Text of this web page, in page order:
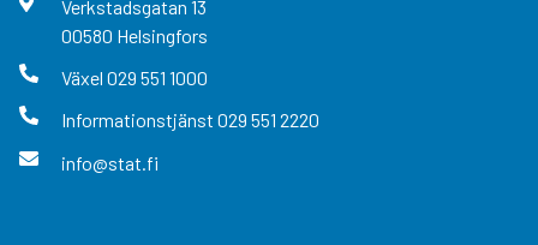
Verkstadsgatan 13
00580 Helsingfors
Växel 029 551 1000
Informationstjänst 029 551 2220
info@stat.fi